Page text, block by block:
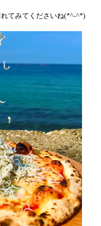
てみてくださいね(*^-^*)